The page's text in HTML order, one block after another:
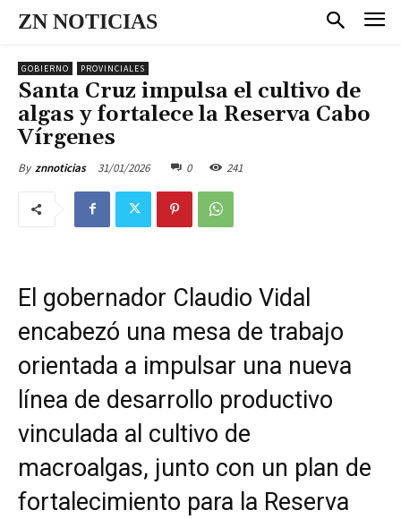
ZN NOTICIAS
GOBIERNO PROVINCIALES
Santa Cruz impulsa el cultivo de
algas y fortalece la Reserva Cabo
Vírgenes
By znnoticias 31/01/2026 0 241
El gobernador Claudio Vidal
encabezó una mesa de trabajo
orientada a impulsar una nueva
línea de desarrollo productivo
vinculada al cultivo de
macroalgas, junto con un plan de
fortalecimiento para la Reserva